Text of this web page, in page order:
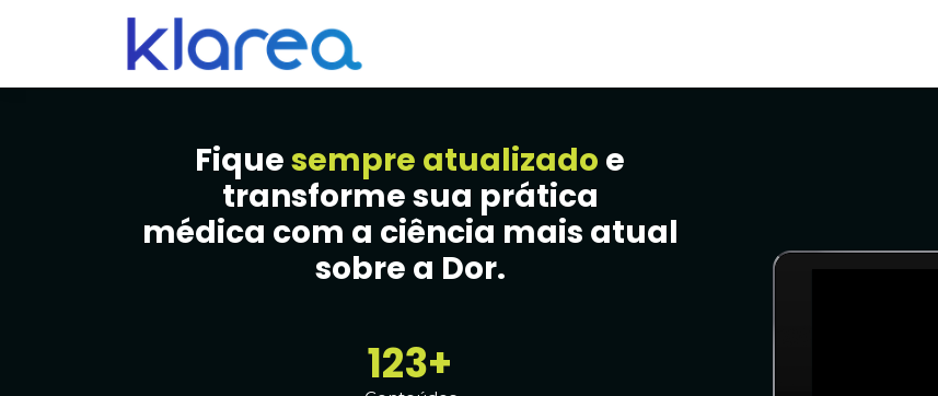
Fiquesempre atualizado e
transforme sua prática
médica com a ciência mais atual
sobre a Dor.
128+